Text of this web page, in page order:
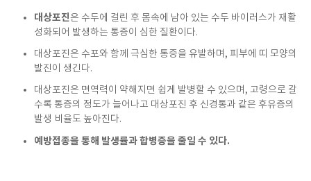
대상포진은 수두에 걸린 후 몸속에 남아 있는 수두 바이러스가 재활
성화되어 발생하는 통증이 심한 질환이다.
대상포진은 수포와 함께 극심한 통증을 유발하며, 피부에 띠 모양의
발진이 생긴다.
대상포진은 면역력이 약해지면 쉽게 발병할 수 있으며, 고령으로 갈
수록 통증의 정도가 늘어나고 대상포진 후 신경통과 같은 후유증의
발생 비율도 높아진다.
예방접종을 통해 발생률과 합병증을 줄일 수 있다.